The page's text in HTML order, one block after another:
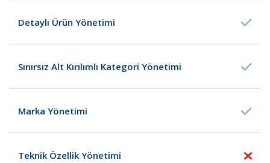
Detaylı Ürün Yönetimi
Sınırsız Alt Kırılımlı Kategori Yönetimi
Marka Yönetimi
Teknik Özellik Yönetimi